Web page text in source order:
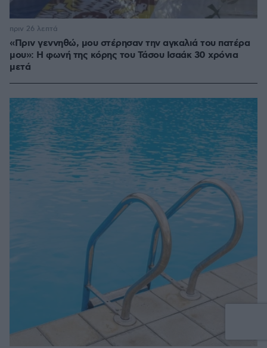
«Πριν γεννηθώ, μου στέρησαν την αγκαλιά του πατέρα
μου»: Η φωνή της κόρης του Τάσου Ισαάκ 30 χρόνια
μετά
πριν 26 λεπτά